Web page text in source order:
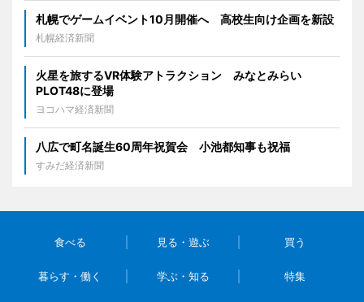
札幌でゲームイベント10月開催へ 高校生向け企画を新設
札幌経済新聞
火星を旅するVR体験アトラクション みなとみらい
PLOT48に登場
ヨコハマ経済新聞
八広で町名誕生60周年祝賀会 小池都知事も祝福
すみだ経済新聞
食べる 見る・遊ぶ 買う
暮らす・働く 学ぶ・知る 特集